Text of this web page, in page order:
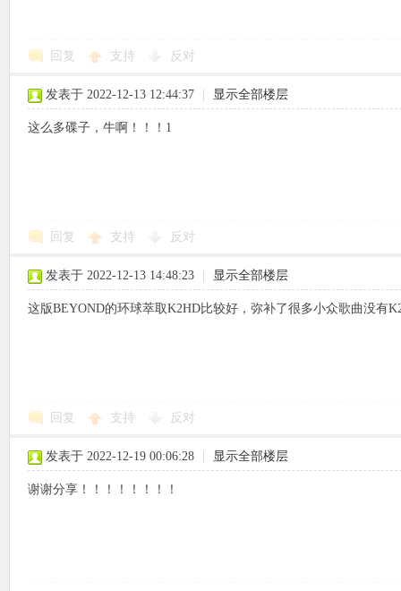
回复 支持 反对
发表于 2022-12-13 12:44:37 显示全部楼层
这么多碟子，牛啊！！！1
回复 支持 反对
发表于 2022-12-13 14:48:23 显示全部楼层
这版BEYOND的环球萃取K2HD比较好，弥补了很多小众歌曲没有
回复 支持 反对
发表于 2022-12-19 00:06:28 显示全部楼层
谢谢分享！！！！！！！！